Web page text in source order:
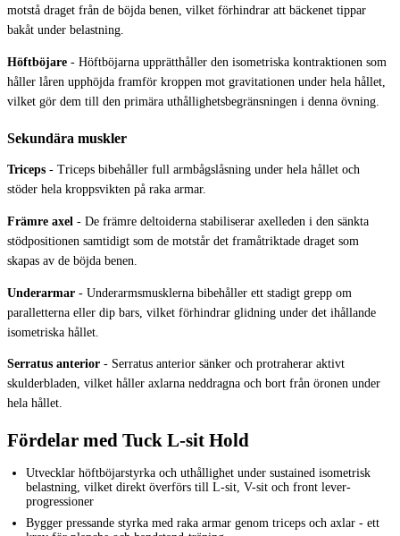
motstå draget från de böjda benen, vilket förhindrar att bäckenet tippar
bakåt under belastning.
Höftböjare - Höftböjarna upprätthåller den isometriska kontraktionen som
håller låren upphöjda framför kroppen mot gravitationen under hela hållet,
vilket gör dem till den primära uthållighetsbegränsningen i denna övning.
Sekundära muskler
Triceps - Triceps bibehåller full armbågslåsning under hela hållet och
stöder hela kroppsvikten på raka armar.
Främre axel - De främre deltoiderna stabiliserar axelleden i den sänkta
stödpositionen samtidigt som de motstår det framåtriktade draget som
skapas av de böjda benen.
Underarmar - Underarmsmusklerna bibehåller ett stadigt grepp om
paralletterna eller dip bars, vilket förhindrar glidning under det ihållande
isometriska hållet.
Serratus anterior - Serratus anterior sänker och protraherar aktivt
skulderbladen, vilket håller axlarna neddragna och bort från öronen under
hela hållet.
Fördelar med Tuck L-sit Hold
Utvecklar höftböjarstyrka och uthållighet under sustained isometrisk
belastning, vilket direkt överförs till L-sit, V-sit och front lever-
progressioner
Bygger pressande styrka med raka armar genom triceps och axlar - ett